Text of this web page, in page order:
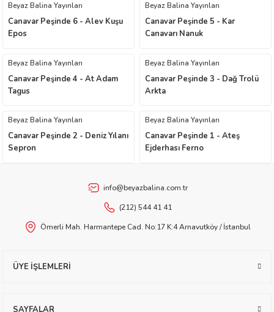
Beyaz Balina Yayınları
Canavar Peşinde 6 - Alev Kuşu
Epos
Beyaz Balina Yayınları
Canavar Peşinde 5 - Kar
Canavarı Nanuk
Beyaz Balina Yayınları
Canavar Peşinde 4 - At Adam
Tagus
Beyaz Balina Yayınları
Canavar Peşinde 3 - Dağ Trolü
Arkta
Beyaz Balina Yayınları
Canavar Peşinde 2 - Deniz Yılanı
Sepron
Beyaz Balina Yayınları
Canavar Peşinde 1 - Ateş
Ejderhası Ferno
info@beyazbalina.com.tr
(212) 544 41 41
Ömerli Mah. Harmantepe Cad. No:17 K:4 Arnavutköy / İstanbul
ÜYE İŞLEMLERİ
SAYFALAR